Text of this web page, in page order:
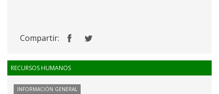
Compartir:
RECURSOS HUMANOS
INFORMACIÓN GENERAL